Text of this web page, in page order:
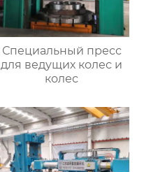
Специальный пресс
для ведущих колес и
колес